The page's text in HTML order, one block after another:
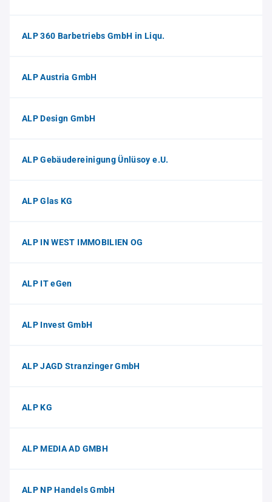
ALP 360 Barbetriebs GmbH in Liqu.
ALP Austria GmbH
ALP Design GmbH
ALP Gebäudereinigung Ünlüsoy e.U.
ALP Glas KG
ALP IN WEST IMMOBILIEN OG
ALP IT eGen
ALP Invest GmbH
ALP JAGD Stranzinger GmbH
ALP KG
ALP MEDIA AD GMBH
ALP NP Handels GmbH